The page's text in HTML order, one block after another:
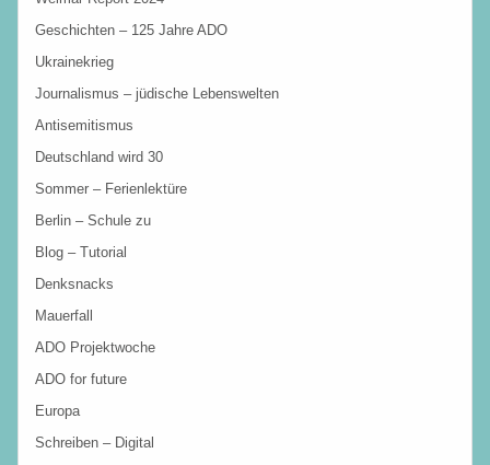
Geschichten – 125 Jahre ADO
Ukrainekrieg
Journalismus – jüdische Lebenswelten
Antisemitismus
Deutschland wird 30
Sommer – Ferienlektüre
Berlin – Schule zu
Blog – Tutorial
Denksnacks
Mauerfall
ADO Projektwoche
ADO for future
Europa
Schreiben – Digital